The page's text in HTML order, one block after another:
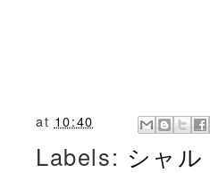
at 10:40
Labels: シャ